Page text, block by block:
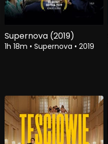
Supernova (2019)
1h 18m • Supernova • 2019